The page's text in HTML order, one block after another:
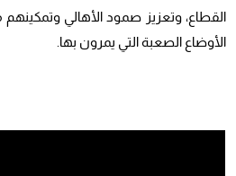
القطاع، وتعزيز صمود الأهالي
الأوضاع الصعبة التي يمرون بها.